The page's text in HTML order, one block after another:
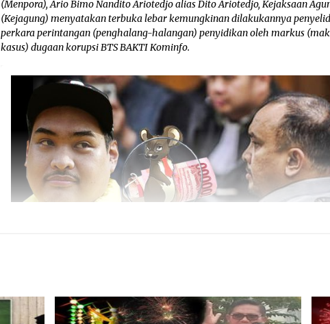
(Menpora), Ario Bimo Nandito Ariotedjo alias Dito Ariotedjo, Kejaksaan
(Kejagung) menyatakan terbuka lebar kemungkinan dilakukannya
perkara perintangan (penghalang-halangan) penyidikan oleh markus
kasus) dugaan korupsi BTS BAKTI Kominfo.